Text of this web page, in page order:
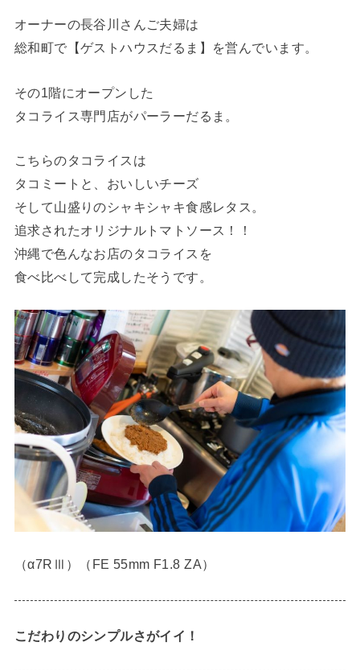
オーナーの長谷川さんご夫婦は
総和町で【ゲストハウスだるま】を営んでいます。
その1階にオープンした
タコライス専門店がパーラーだるま。
こちらのタコライスは
タコミートと、おいしいチーズ
そして山盛りのシャキシャキ食感レタス。
追求されたオリジナルトマトソース！！
沖縄で色んなお店のタコライスを
食べ比べして完成したそうです。
（α7RⅢ）（FE 55mm F1.8 ZA）
こだわりのシンプルさがイイ！